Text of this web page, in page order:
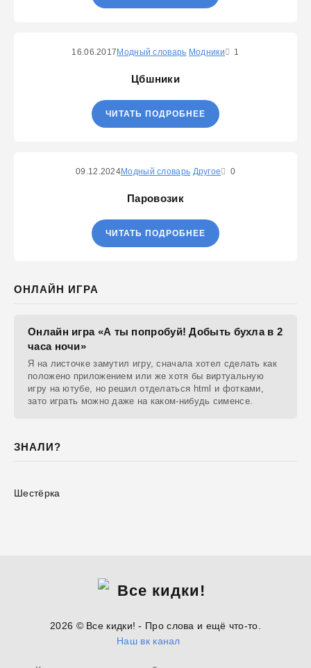
16.06.2017 Модный словарь Модники 1
Цбшники
ЧИТАТЬ ПОДРОБНЕЕ
09.12.2024Модный словарь Другое 0
Паровозик
ЧИТАТЬ ПОДРОБНЕЕ
ОНЛАЙН ИГРА
Онлайн игра «А ты попробуй! Добыть бухла в 2
часа ночи»
Я на листочке замутил игру, сначала хотел сделать как
положено приложением или же хотя бы виртуальную
игру на ютубе, но решил отделаться html и фотками,
зато играть можно даже на каком-нибудь сименсе.
ЗНАЛИ?
Шестёрка
2026 © Все кидки! - Про слова и ещё что-то.
Наш вк канал